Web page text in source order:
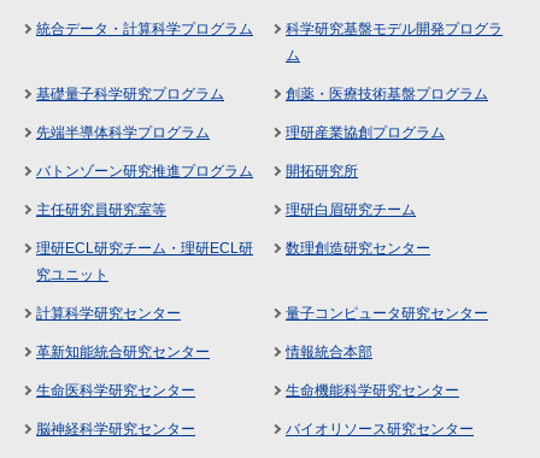
統合データ・計算科学プログラム
科学研究基盤モデル開発プログラ
ム
基礎量子科学研究プログラム 創薬・医療技術基盤プログラム
先端半導体科学プログラム 理研産業協創プログラム
バトンゾーン研究推進プログラム 開拓研究所
主任研究員研究室等 理研白眉研究チーム
理研ECL研究チーム・理研ECL研
究ユニット
数理創造研究センター
計算科学研究センター 量子コンピュータ研究センター
革新知能統合研究センター 情報統合本部
生命医科学研究センター 生命機能科学研究センター
脳神経科学研究センター バイオリソース研究センター